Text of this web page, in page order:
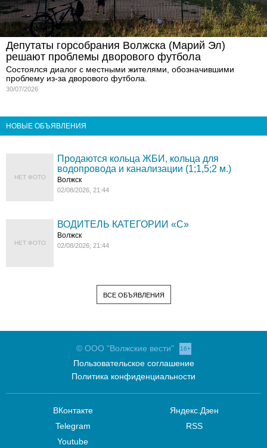
Депутаты горсобрания Волжска (Марий Эл)
решают проблемы дворового футбола
Состоялся диалог с местными жителями, обозначившими
проблему из-за дворового футбола.
30/07/2026
НОВЫЕ ОБЪЯВЛЕНИЯ
НЕТ ФОТО
Продаются кольца ЖБИ, кольца для
водопровода и канализации (1;1,5;2 м.)
Волжск
02/08/2026, 21:44
НЕТ ФОТО
ВОДИТЕЛЬ КАТЕГОРИИ «C»
Волжск
02/08/2026, 21:44
ВСЕ ОБЪЯВЛЕНИЯ
© ООО "Волжские вести" 16+
Пользовательское соглашение
Политика конфиденциальности
ВКонтакте
Telegram
Youtube
Яндекс.Дзен
RSS